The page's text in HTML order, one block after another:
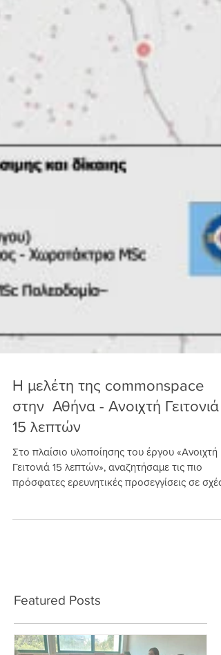
Η μελέτη της commonspace
στην Αθήνα - Ανοιχτή Γειτονιά
15 λεπτών
Στο πλαίσιο υλοποίησης του έργου «Ανοιχτή
Γειτονιά 15 λεπτών», αναζητήσαμε τις πιο
με την...
Featured Posts